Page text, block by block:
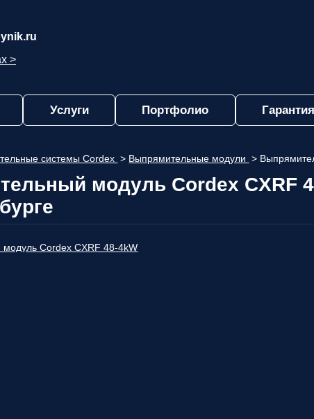
>
Услуги Портфолио
системы Cordex > Выпрямительные модули >
модуль Cordex CXRF